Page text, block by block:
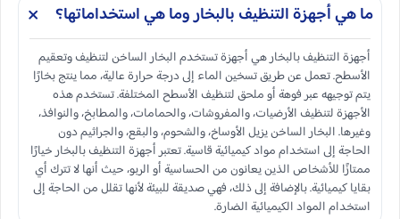
ما هي أجهزة التنظيف بالبخار وما هي استخداماتها؟
أجهزة التنظيف بالبخار هي أجهزة تستخدم البخار الساخن لتنظيف وتعقيم
الأسطح. تعمل عن طريق تسخين الماء إلى درجة حرارة عالية، مما ينتج بخارًا
يتم توجيهه عبر فوهة أو ملحق لتنظيف الأسطح المختلفة. تستخدم هذه
الأجهزة لتنظيف الأرضيات، والمفروشات، والحمامات، والمطابخ، والنوافذ،
وغيرها. البخار الساخن يزيل الأوساخ، والشحوم، والبقع، والجراثيم دون
الحاجة إلى استخدام مواد كيميائية قاسية. تعتبر أجهزة التنظيف بالبخار خيارًا
ممتازًا للأشخاص الذين يعانون من الحساسية أو الربو، حيث أنها لا تترك أي
بقايا كيميائية. بالإضافة إلى ذلك، فهي صديقة للبيئة لأنها تقلل من الحاجة إلى
استخدام المواد الكيميائية الضارة.